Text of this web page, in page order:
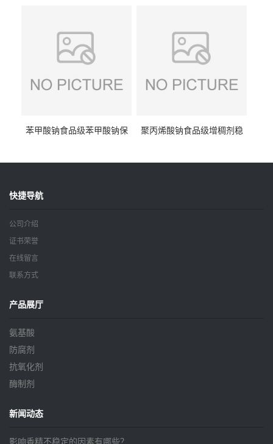
苯甲酸钠食品级苯甲酸钠保
聚丙烯酸钠食品级增稠剂稳
快捷导航
公司介绍
证书荣誉
在线留言
联系方式
产品展厅
氨基酸
防腐剂
抗氧化剂
酶制剂
新闻动态
影响香精不稳定的因素有哪些？